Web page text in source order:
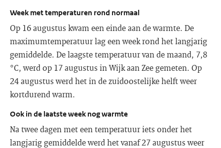
Week met temperaturen rond normaal
Op 16 augustus kwam een einde aan de warmte. De
maximumtemperatuur lag een week rond het langjarig
gemiddelde. De laagste temperatuur van de maand, 7,8
°C, werd op 17 augustus in Wijk aan Zee gemeten. Op
24 augustus werd het in de zuidoostelijke helft weer
kortdurend warm.
Ook in de laatste week nog warmte
Na twee dagen met een temperatuur iets onder het
langjarig gemiddelde werd het vanaf 27 augustus weer